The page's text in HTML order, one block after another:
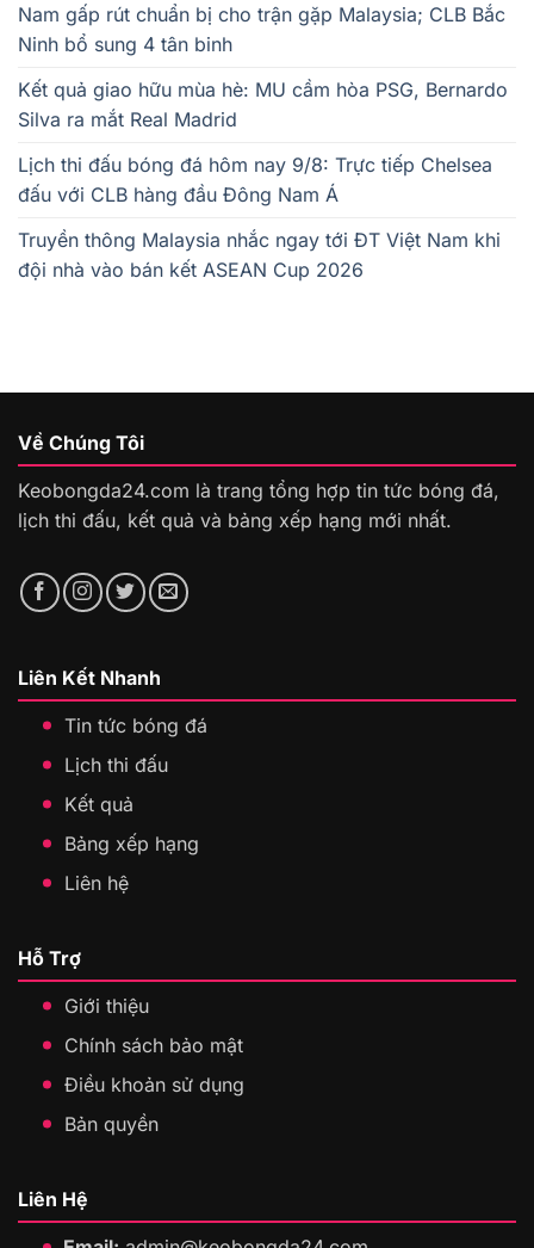
Nam gấp rút chuẩn bị cho trận gặp Malaysia; CLB Bắc
Ninh bổ sung 4 tân binh
Kết quả giao hữu mùa hè: MU cầm hòa PSG, Bernardo
Silva ra mắt Real Madrid
Lịch thi đấu bóng đá hôm nay 9/8: Trực tiếp Chelsea
đấu với CLB hàng đầu Đông Nam Á
Truyền thông Malaysia nhắc ngay tới ĐT Việt Nam khi
đội nhà vào bán kết ASEAN Cup 2026
Về Chúng Tôi
Keobongda24.com là trang tổng hợp tin tức bóng đá,
lịch thi đấu, kết quả và bảng xếp hạng mới nhất.
Liên Kết Nhanh
Tin tức bóng đá
Lịch thi đấu
Kết quả
Bảng xếp hạng
Liên hệ
Hỗ Trợ
Giới thiệu
Chính sách bảo mật
Điều khoản sử dụng
Bản quyền
Liên Hệ